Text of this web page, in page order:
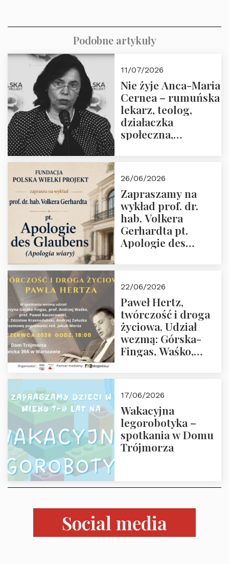
Podobne artykuły
11/07/2026
Nie żyje Anca-Maria
Cernea – rumuńska
lekarz, teolog,
działaczka
społeczna,
przez Fundację
Polska Wielki
Projekt
26/06/2026
Zapraszamy na
wykład prof. dr.
hab. Volkera
Gerhardta pt.
Apologie des
02.07.2026 r. godz.
18:00.
22/06/2026
Paweł Hertz,
twórczość i droga
życiowa. Udział
wezmą: Górska-
Fingas, Waśko,
czerwca 2026 r.
godz. 18:00 w Domu
Trójmorza.
Zapraszamy!
17/06/2026
Wakacyjna
legorobotyka –
spotkania w Domu
Trójmorza
Social media